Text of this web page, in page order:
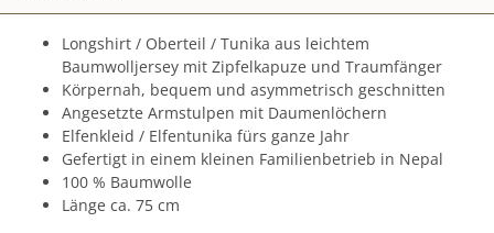
Longshirt / Oberteil / Tunika aus leichtem
Baumwolljersey mit Zipfelkapuze und Traumfänger
Körpernah, bequem und asymmetrisch geschnitten
Angesetzte Armstulpen mit Daumenlöchern
Elfenkleid / Elfentunika fürs ganze Jahr
Gefertigt in einem kleinen Familienbetrieb in Nepal
100 % Baumwolle
Länge ca. 75 cm